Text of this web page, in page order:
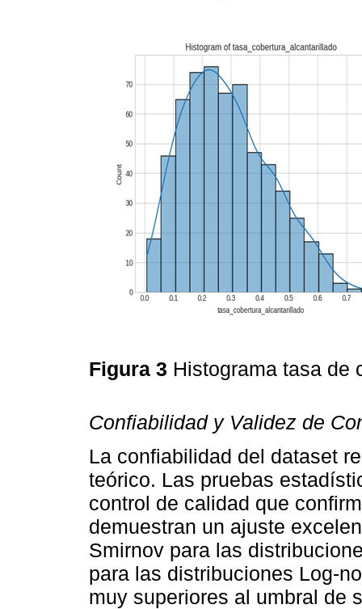
Figura 3 Histograma tasa de
Confiabilidad y Validez de
La confiabilidad del dataset
teórico. Las pruebas
control de calidad que
demuestran un ajuste
Smirnov para las
para las distribuciones Log-
muy superiores al umbral de